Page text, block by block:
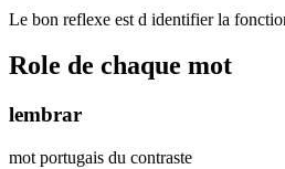
Le bon reflexe est d identifier la
Role de chaque mot
lembrar
mot portugais du contraste